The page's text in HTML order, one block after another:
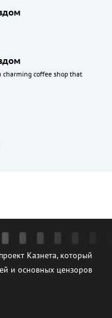
charming coffee shop that
Казнета, который
и основных цензоров